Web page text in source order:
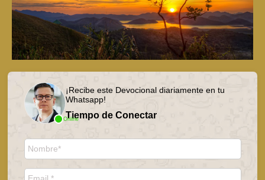
Online
¡Recibe este Devocional diariamente en tu
Whatsapp!
Tiempo de Conectar